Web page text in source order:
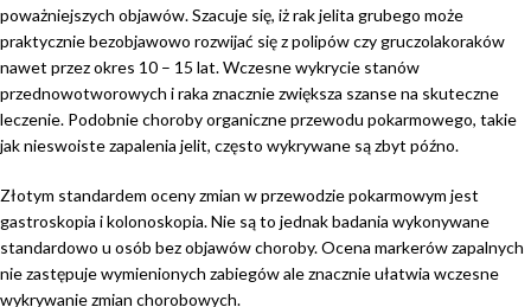
poważniejszych objawów. Szacuje się, iż rak jelita grubego może
praktycznie bezobjawowo rozwijać się z polipów czy gruczolakoraków
nawet przez okres 10 – 15 lat. Wczesne wykrycie stanów
przednowotworowych i raka znacznie zwiększa szanse na skuteczne
leczenie. Podobnie choroby organiczne przewodu pokarmowego, takie
jak nieswoiste zapalenia jelit, często wykrywane są zbyt późno.
Złotym standardem oceny zmian w przewodzie pokarmowym jest
gastroskopia i kolonoskopia. Nie są to jednak badania wykonywane
standardowo u osób bez objawów choroby. Ocena markerów zapalnych
nie zastępuje wymienionych zabiegów ale znacznie ułatwia wczesne
wykrywanie zmian chorobowych.